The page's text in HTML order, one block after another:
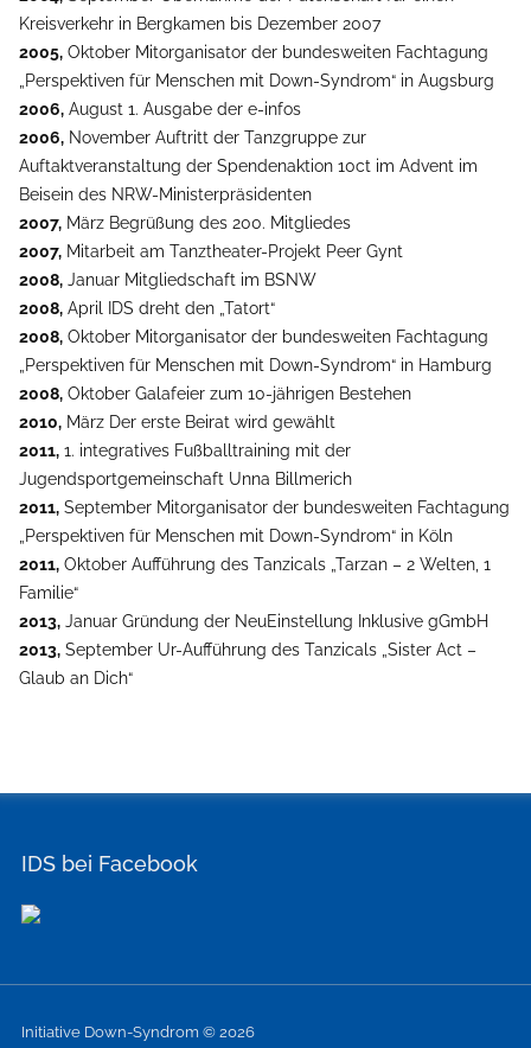
Kreisverkehr in Bergkamen bis Dezember 2007
2005,Oktober Mitorganisator der bundesweiten Fachtagung
„Perspektiven für Menschen mit Down-Syndrom“ in Augsburg
2006,August 1. Ausgabe der e-infos
2006,November Auftritt der Tanzgruppe zur
Auftaktveranstaltung der Spendenaktion 10ct im Advent im
Beisein des NRW-Ministerpräsidenten
2007,März Begrüßung des 200. Mitgliedes
2007,Mitarbeit am Tanztheater-Projekt Peer Gynt
2008,Januar Mitgliedschaft im BSNW
2008,April IDS dreht den „Tatort“
2008,Oktober Mitorganisator der bundesweiten Fachtagung
„Perspektiven für Menschen mit Down-Syndrom“ in Hamburg
2008,Oktober Galafeier zum 10-jährigen Bestehen
2010,März Der erste Beirat wird gewählt
2011,1. integratives Fußballtraining mit der
Jugendsportgemeinschaft Unna Billmerich
2011,September Mitorganisator der bundesweiten Fachtagung
„Perspektiven für Menschen mit Down-Syndrom“ in Köln
2011,Oktober Aufführung des Tanzicals „Tarzan – 2 Welten, 1
Familie“
2013,Januar Gründung der NeuEinstellung Inklusive gGmbH
2013,September Ur-Aufführung des Tanzicals „Sister Act –
Glaub an Dich“
IDS bei Facebook
Initiative Down-Syndrom © 2026